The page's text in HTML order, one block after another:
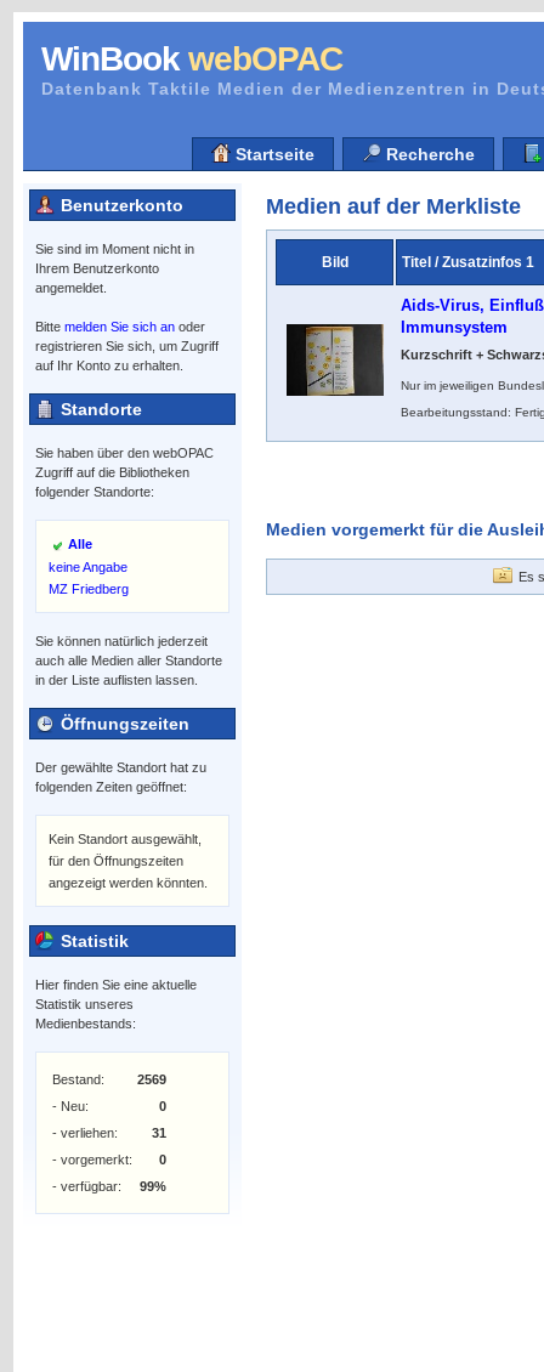
WinBook webOPAC
Datenbank Taktile Medien der Medienzentren in
Startseite Recherche
Benutzerkonto
Sie sind im Moment nicht in
Ihrem Benutzerkonto
angemeldet.
Bitte melden Sie sich an oder
registrieren Sie sich, um Zugriff
auf Ihr Konto zu erhalten.
Standorte
Sie haben über den webOPAC
Zugriff auf die Bibliotheken
folgender Standorte:
Alle
keine Angabe
MZ Friedberg
Sie können natürlich jederzeit
auch alle Medien aller Standorte
in der Liste auflisten lassen.
Öffnungszeiten
Der gewählte Standort hat zu
folgenden Zeiten geöffnet:
Kein Standort ausgewählt,
für den Öffnungszeiten
angezeigt werden könnten.
Statistik
Hier finden Sie eine aktuelle
Statistik unseres
Medienbestands:
Bestand:
2569
- Neu:
0
- verliehen:
31
- vorgemerkt:
0
- verfügbar:
99%
Medien auf der Merkliste
Bild Titel / Zusatzinfos 1
Aids-Virus,
Immunsystem
Kurzschrift +
Nur im jeweiligen
Bearbeitungsstand:
Medien vorgemerkt für die
Es